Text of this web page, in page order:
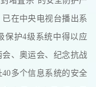
在中央电视台播出系
保护4级系统中得以应
、奥运会、纪念抗战
多个信息系统的安全